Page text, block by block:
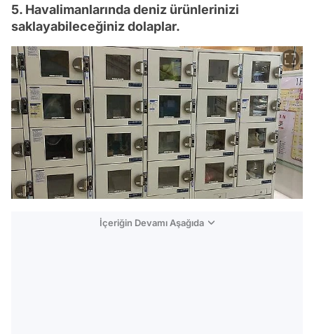
5. Havalimanlarında deniz ürünlerinizi
saklayabileceğiniz dolaplar.
İçeriğin Devamı Aşağıda